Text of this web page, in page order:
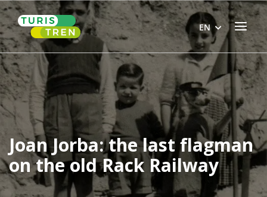
Skip
to
content
Home Menu
EN
Joan Jorba: the last flagman
on the old Rack Railway